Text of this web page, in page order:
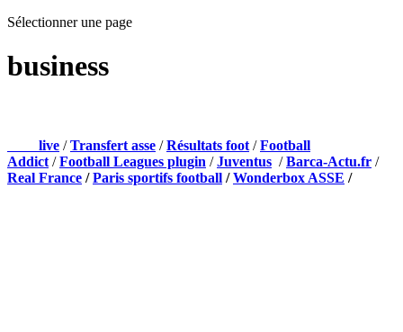
Sélectionner une page
business
live /Transfert asse /Résultats foot /Football
Addict /Football Leagues plugin /Juventus /Barca-Actu.fr /
Real France /Paris sportifs football /Wonderbox ASSE /